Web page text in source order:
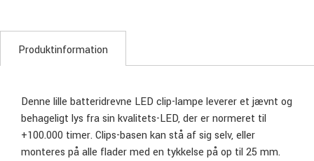
Produktinformation
Denne lille batteridrevne LED clip-lampe leverer et jævnt og
behageligt lys fra sin kvalitets-LED, der er normeret til
+100.000 timer. Clips-basen kan stå af sig selv, eller
monteres på alle flader med en tykkelse på op til 25 mm.